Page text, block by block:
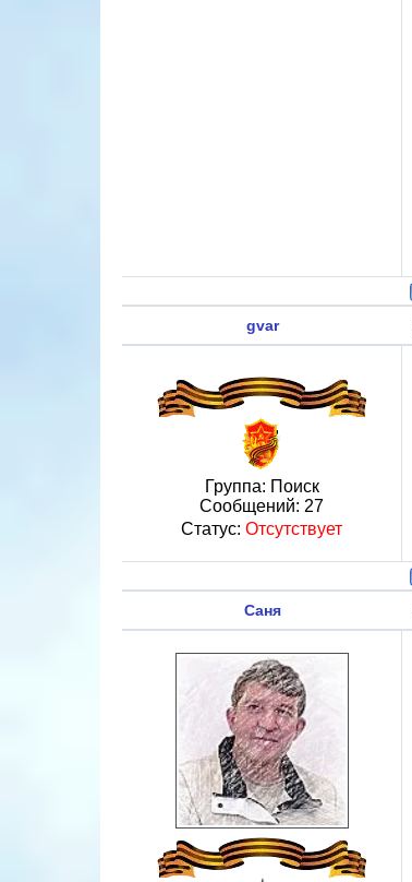
gvar
Группа: Поиск
Сообщений: 27
Статус: Отсутствует
Саня